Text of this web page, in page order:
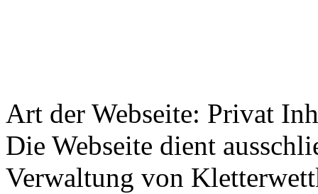
Art der Webseite: Privat
Die Webseite dient
Verwaltung von